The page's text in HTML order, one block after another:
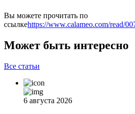
Вы можете прочитать по
ссылкеhttps://www.calameo.com/read/
Может быть интересно
Все статьи
6 августа 2026